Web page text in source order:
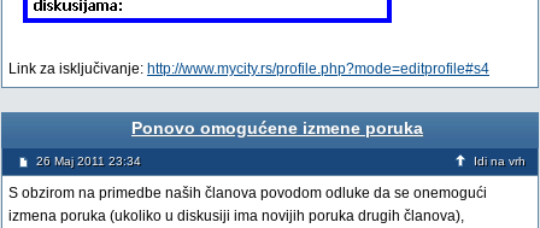
Link za isključivanje: http://www.mycity.rs/profile.php?mode=editprofile#s4
Ponovo omogućene izmene poruka
26 Maj 2011 23:34 Idi na vrh
S obzirom na primedbe naših članova povodom odluke da se onemogući
izmena poruka (ukoliko u diskusiji ima novijih poruka drugih članova),